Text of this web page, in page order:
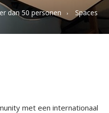
dan 50 personen Spaces
met een internationaal